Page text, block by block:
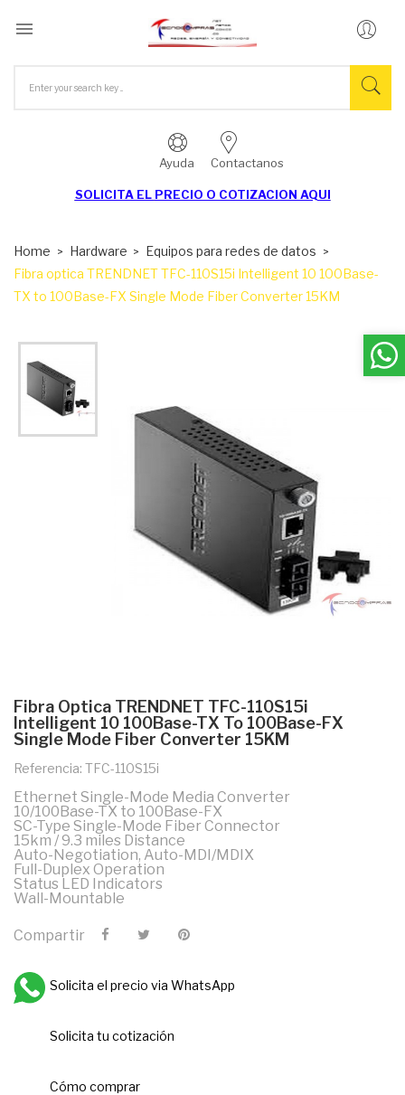

Ayuda Contactanos
SOLICITA EL PRECIO O COTIZACION AQUI
Home Hardware
Equipos para redes de datos
Fibra optica TRENDNET TFC-110S15i Intelligent 10 100Base-
TX to 100Base-FX Single Mode Fiber Converter 15KM
Fibra Optica TRENDNET TFC-110S15i
Intelligent 10 100Base-TX To 100Base-FX
Single Mode Fiber Converter 15KM
Referencia: TFC-110S15i
Ethernet Single-Mode Media Converter
10/100Base-TX to 100Base-FX
SC-Type Single-Mode Fiber Connector
15km / 9.3 miles Distance
Auto-Negotiation, Auto-MDI/MDIX
Full-Duplex Operation
Status LED Indicators
Wall-Mountable
Compartir
Solicita el precio via WhatsApp
Solicita tu cotización
Cómo comprar